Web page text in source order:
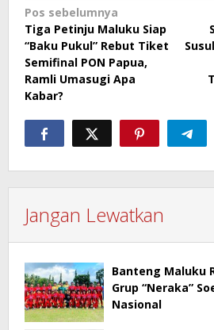
Navigasi
pos
Pos sebelumnya
Tiga Petinju Maluku Siap
“Baku Pukul” Rebut Tiket
Semifinal PON Papua,
Ramli Umasugi Apa
Kabar?
Jangan Lewatkan
Banteng Maluku
Grup “Neraka”
Nasional